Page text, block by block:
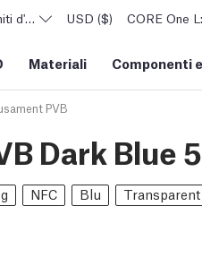
d'AmericaUSD ($) CORE One
Materiali Componenti
PVB
Dark Blue
NFC Blu Transparent